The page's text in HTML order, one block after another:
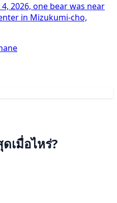
2026, one bear was near
in Mizukumi-cho,
เมื่อไหร่?